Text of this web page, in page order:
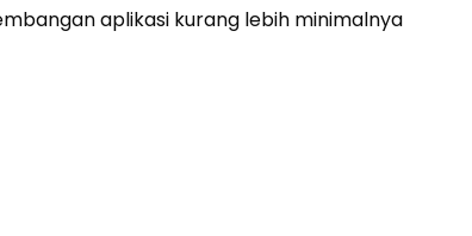
aplikasi kurang lebih minimalnya